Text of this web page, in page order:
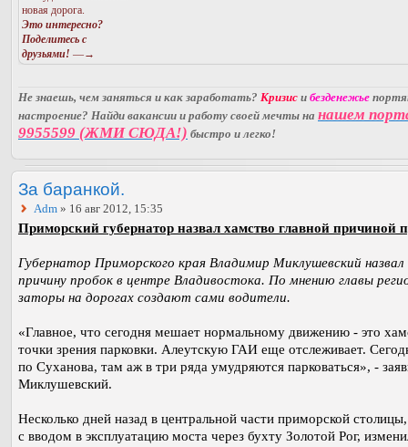
новая дорога.
Это интересно?
Поделитесь с
друзьями! —→
Не знаешь, чем заняться и как заработать? Кризис и безденежье
настроение? Найди вакансии и работу своей мечты на нашем
9955599 (ЖМИ СЮДА!) быстро и легко!
За баранкой.
Adm » 16 авг 2012, 15:35
Приморский губернатор назвал хамство главной причиной
Губернатор Приморского края Владимир Миклушевский назвал
причину пробок в центре Владивостока. По мнению главы
заторы на дорогах создают сами водители.
«Главное, что сегодня мешает нормальному движению - это
точки зрения парковки. Алеутскую ГАИ еще отслеживает.
по Суханова, там аж в три ряда умудряются парковаться», -
Миклушевский.
Несколько дней назад в центральной части приморской столицы,
с вводом в эксплуатацию моста через бухту Золотой Рог,